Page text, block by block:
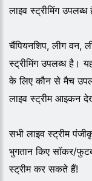
लाइव स्ट्रीमिंग उपलब्ध
चैंपियनशिप, लीग वन,
स्ट्रीमिंग उपलब्ध है।
के लिए कौन से मैच
लाइव स्ट्रीम आइकन
सभी लाइव स्ट्रीम
भुगतान किए सॉकर/
स्ट्रीम कर सकते हैं!